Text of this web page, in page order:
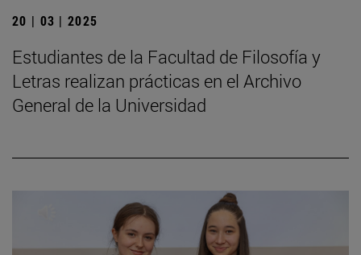
20 | 03 | 2025
Estudiantes de la Facultad de Filosofía y
Letras realizan prácticas en el Archivo
General de la Universidad